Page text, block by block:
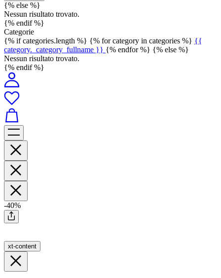
{% else %}
Nessun risultato trovato.
{% endif %}
Categorie
{% if categories.length %} {% for category in categories %} {{
category._category_fullname }} {% endfor %} {% else %}
Nessun risultato trovato.
{% endif %}
-40%
xt-content